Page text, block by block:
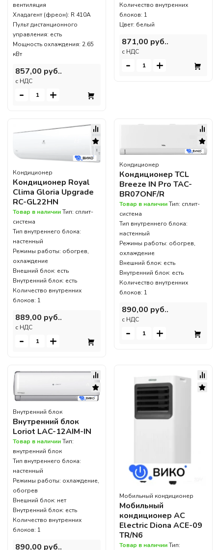
вентиляция
Хладагент (фреон): R 410A
Пульт дистанционного
управления: есть
Мощность охлаждения: 2.65
кВт
857,00 руб..
c НДС
- +
Количество внутренних
блоков: 1
Цвет: белый
871,00 руб..
c НДС
- +
Кондиционер
Кондиционер Royal
Clima Gloria Upgrade
RC-GL22HN
Товар в наличииТип: сплит-
система
Тип внутреннего блока:
настенный
Режимы работы: обогрев,
охлаждение
Внешний блок: есть
Внутренний блок: есть
Количество внутренних
блоков: 1
889,00 руб..
c НДС
- +
Кондиционер
Кондиционер TCL
Breeze IN Pro TAC-
BR07ONF/R
Товар в наличииТип: сплит-
система
Тип внутреннего блока:
настенный
Режимы работы: обогрев,
охлаждение
Внешний блок: есть
Внутренний блок: есть
Количество внутренних
блоков: 1
890,00 руб..
c НДС
- +
Внутренний блок
Внутренний блок
Loriot LAC-12AIM-IN
Товар в наличииТип:
внутренний блок
Тип внутреннего блока:
настенный
Режимы работы: охлаждение,
обогрев
Внешний блок: нет
Внутренний блок: есть
Количество внутренних
блоков: 1
890,00 руб..
Мобильный кондиционер
Мобильный
кондиционер AC
Electric Diona ACE-09
TR/N6
Товар в наличииТип: